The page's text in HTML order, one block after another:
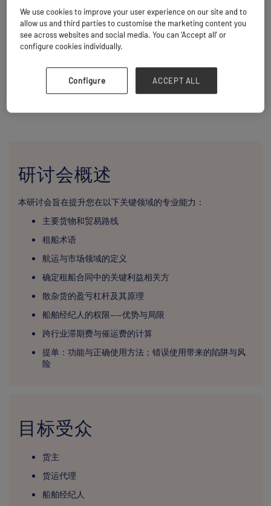
咖啡休息时间和午餐。您必须全天全程参与，才有资格在
活动结束时领取证书。
报名参加2026年亚洲散货展（Breakbulk Asia 2026）研讨
期间使用。
*具体安排可能会有变动，更多信息将在未来几周内公布。
研讨会概述
本研讨会旨在提升您在以下关键领域的专业能力：
主要货物和贸易路线
租船术语
航运与市场领域的定义
确定租船合同中的关键利益相关方
散杂货的盈亏杠杆及其原理
船舶经纪人的权限——优势与局限
跨行业滞期费与催运费的计算
提单：功能与正确使用方法；错误使用带来的陷阱与风
险
目标受众
货主
货运代理
船舶经纪人
We use cookies to improve your user experience on our site and to
allow us and third parties to customise the marketing content you
see across websites and social media. You can ‘Accept all’ or
configure cookies individually.
Configure ACCEPT ALL